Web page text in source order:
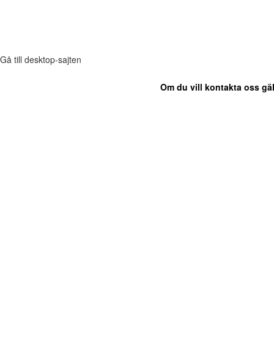
Gå till desktop-sajten
Om du vill kontakta oss